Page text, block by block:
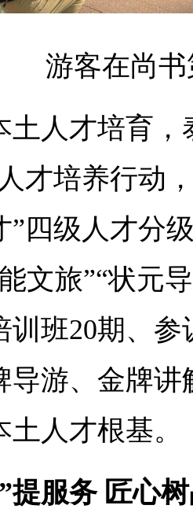
游客在尚
土人才培育，
才培养行动
”四级人才分
文旅”“状元
训班20期、
导游、金牌
人才根基。
提服务 匠心